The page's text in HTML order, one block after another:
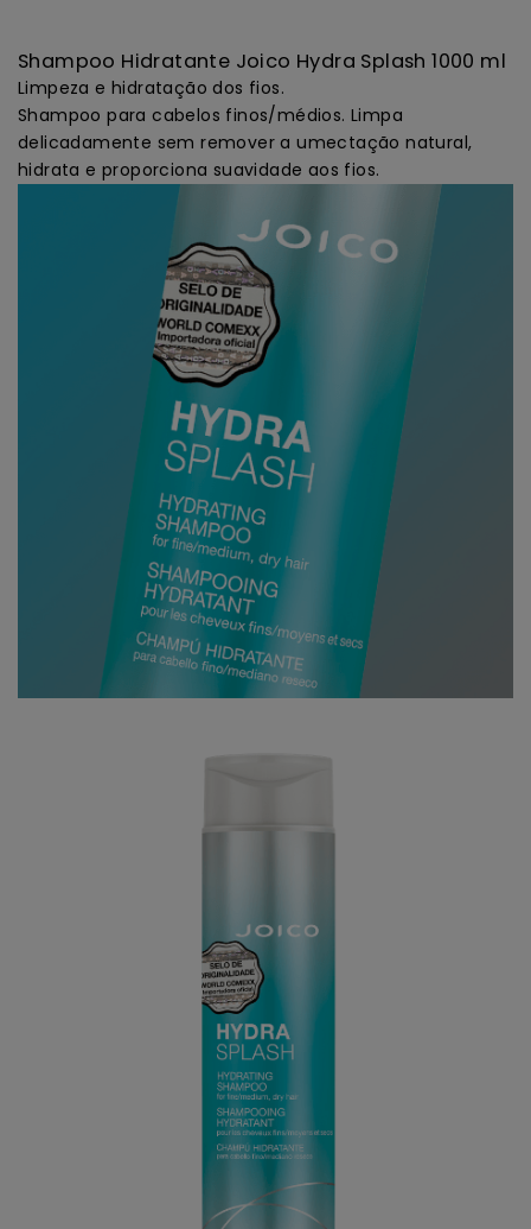
Shampoo Hidratante Joico Hydra Splash 1000 ml
Limpeza e hidratação dos fios.
Shampoo para cabelos finos/médios. Limpa
delicadamente sem remover a umectação natural,
hidrata e proporciona suavidade aos fios.